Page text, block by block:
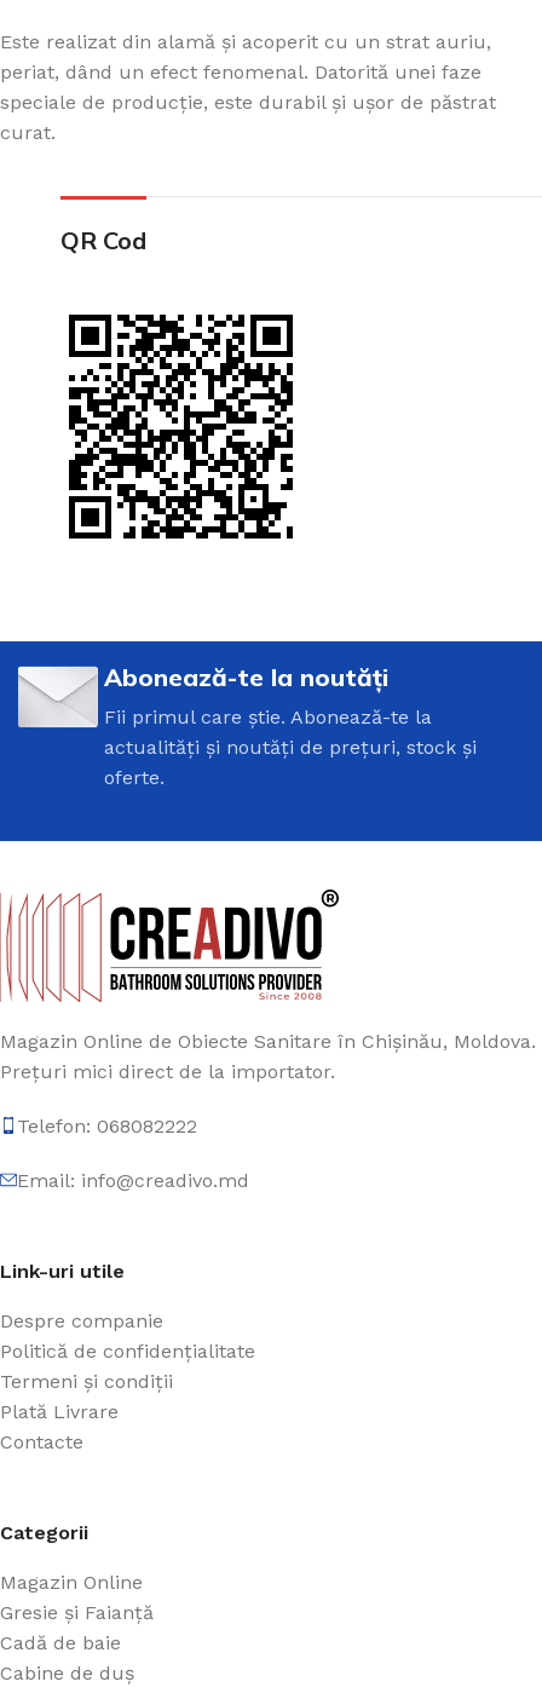
Este realizat din alamă și acoperit cu un strat auriu,
periat, dând un efect fenomenal. Datorită unei faze
speciale de producție, este durabil și ușor de păstrat
curat.
QR Cod
Abonează-te la noutăți
Fii primul care știe. Abonează-te la
actualități și noutăți de prețuri, stock și
oferte.
Magazin Online de Obiecte Sanitare în Chișinău, Moldova.
Prețuri mici direct de la importator.
Telefon: 068082222
Email: info@creadivo.md
Link-uri utile
Despre companie
Politică de confidențialitate
Termeni și condiții
Plată Livrare
Contacte
Categorii
Magazin Online
Gresie și Faianță
Cadă de baie
Cabine de duș